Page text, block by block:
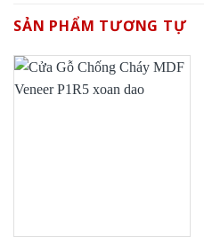
SẢN PHẨM TƯƠNG TỰ